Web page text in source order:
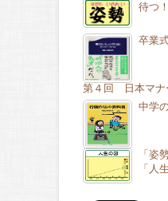
待つ！
卒業
第４回 日本マナ
中学
「姿
「人